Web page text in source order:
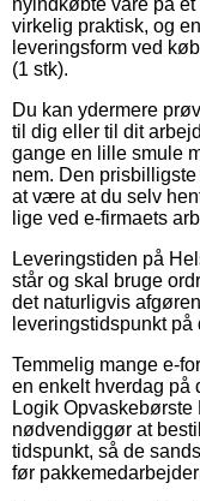
virkelig praktisk, og
leveringsform ved
(1 stk).
Du kan ydermere
til dig eller til dit
gange en lille smule
nem. Den
at være at du selv
lige ved e-firmaets
Leveringstiden på
står og skal bruge
det naturligvis
leveringstidspunkt
Temmelig mange e-
en enkelt hverdag på
Logik Opvaskebørste
nødvendiggør at
tidspunkt, så de
før